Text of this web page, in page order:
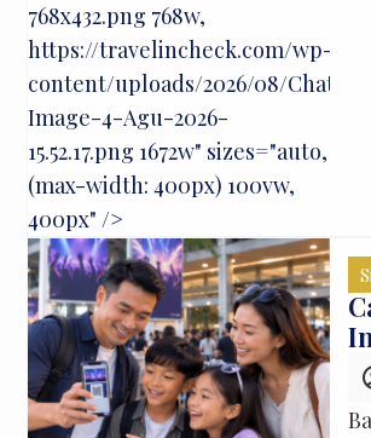
768x432.png 768w,
https://travelincheck.com/wp-
content/uploads/2026/08/ChatGPT-
Image-4-Agu-2026-
15.52.17.png 1672w" sizes="auto,
(max-width: 400px) 100vw,
400px" />